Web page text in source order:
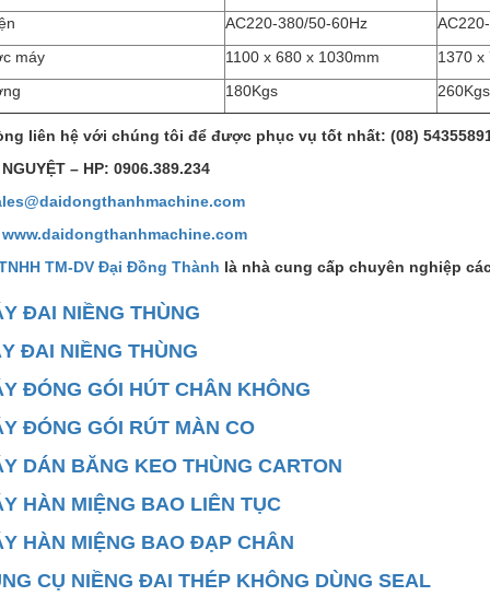
AC220-380/50-60Hz
máy
1100 x 680 x 1030mm
1370 x
180Kgs 260Kgs
liên hệ với chúng tôi để được phục vụ tốt nhất: (08)
– HP: 0906.389.234
www.daidongthanhmachine.com
TM-DV Đại Đồng Thành là nhà cung cấp chuyên nghiệp
ĐAI NIỀNG THÙNG
ĐAI NIỀNG THÙNG
ĐÓNG GÓI HÚT CHÂN KHÔNG
ĐÓNG GÓI RÚT MÀN CO
DÁN BĂNG KEO THÙNG CARTON
HÀN MIỆNG BAO LIÊN TỤC
HÀN MIỆNG BAO ĐẠP CHÂN
CỤ NIỀNG ĐAI THÉP KHÔNG DÙNG SEAL